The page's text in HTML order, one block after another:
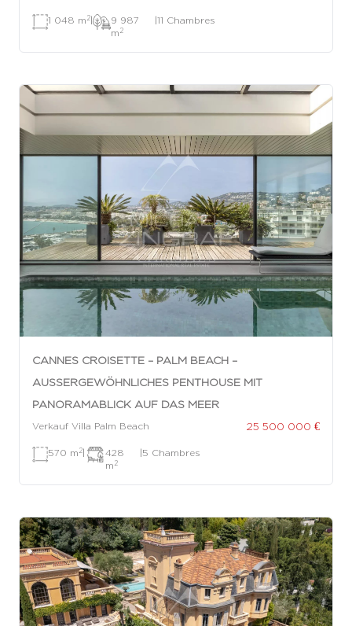
1 048 m 2|
9 987
m 2
|11 Chambres
CANNES CROISETTE – PALM BEACH –
AUSSERGEWÖHNLICHES PENTHOUSE MIT P
ANORAMABLICK AUF DAS MEER
Verkauf Villa Palm Beach 25 500 000 €
570 m 2|
428
m 2
|5 Chambres